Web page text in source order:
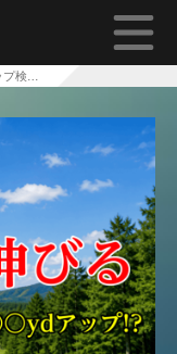
【飛距離アップ検証】フェース表面の特殊処理でキャリーはどこまで伸びる？